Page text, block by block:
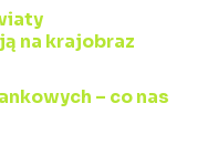
na krajobraz
– co nas